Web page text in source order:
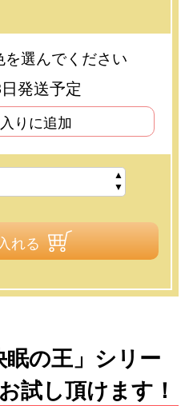
選んでください
発送予定
りに追加
れる
眠の王」シリー
試し頂けます！